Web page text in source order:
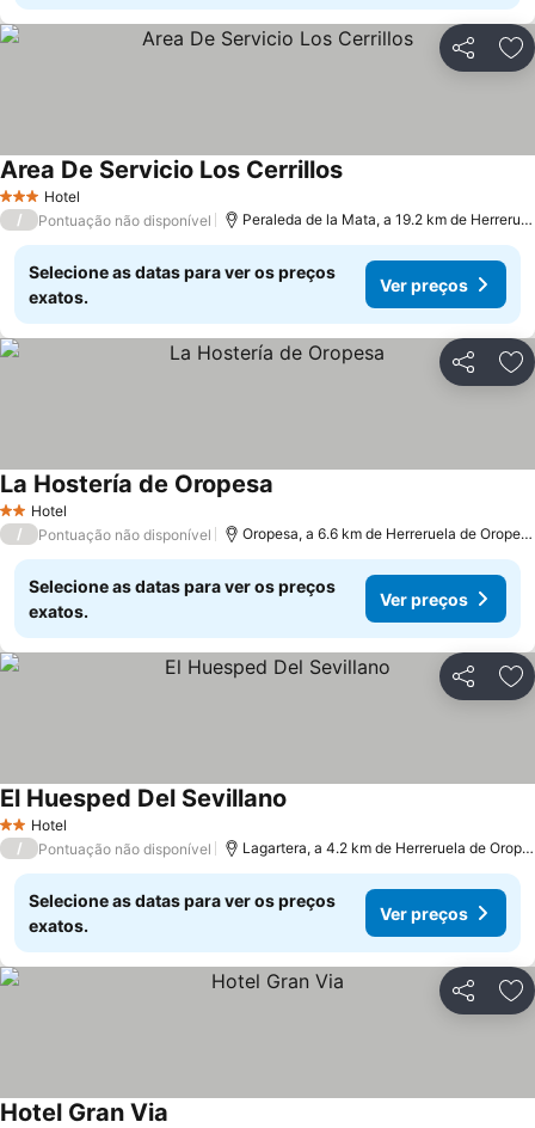
Partilhar
3 EstrelasHotel
Area De Servicio Los CerrillosVer preços
/ Pontuação não disponível Peraleda de la Mata, a 19.2 km de
Selecione as datas para ver os preços
exatos.
Ver preços
Partilhar
2 Estrelas
Hotel
La Hostería de Oropesa
/ Pontuação não disponível Oropesa, a 6.6 km de Herreruela de Oropesa
Selecione as datas para ver os preços
exatos.
Ver preços
Partilhar
2 Estrelas
Hotel
El Huesped Del Sevillano
/ Pontuação não disponível Lagartera, a 4.2 km de Herreruela de
Selecione as datas para ver os preços
exatos.
Ver preços
Partilhar
Hotel Gran Via